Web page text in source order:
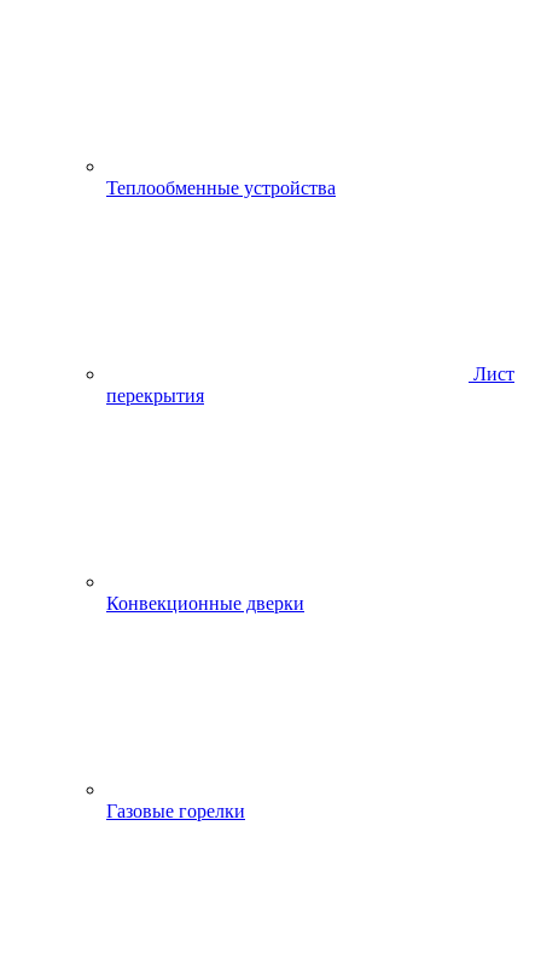
Теплообменные устройства
Лист
перекрытия
Конвекционные дверки
Газовые горелки